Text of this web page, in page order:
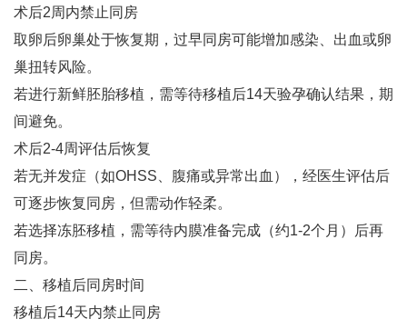
术后2周内禁止同房‌
取卵后卵巢处于恢复期，过早同房可能增加感染、出血或卵
巢扭转风险‌。
若进行新鲜胚胎移植，需等待移植后14天验孕确认结果，期
间避免‌。
术后2-4周评估后恢复‌
若无并发症（如OHSS、腹痛或异常出血），经医生评估后
可逐步恢复同房，但需动作轻柔‌。
若选择冻胚移植，需等待内膜准备完成（约1-2个月）后再
同房‌。
二、移植后同房时间
移植后14天内禁止同房‌